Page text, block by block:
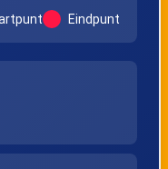
Eindpunt